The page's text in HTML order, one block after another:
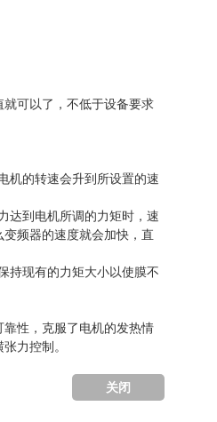
可以了，不低于设备要求
机的转速会升到所设置的速
达到电机所调的力矩时，速
频器的速度就会加快，直
持现有的力矩大小以使膜不
性，克服了电机的发热情
力控制。
关闭